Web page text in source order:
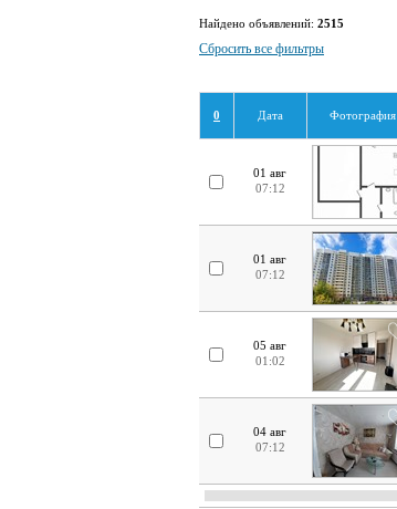
Найдено объявлений: 2515
Сбросить все фильтры
0 Дата Фотография
01 авг
07:12
01 авг
07:12
05 авг
01:02
04 авг
07:12